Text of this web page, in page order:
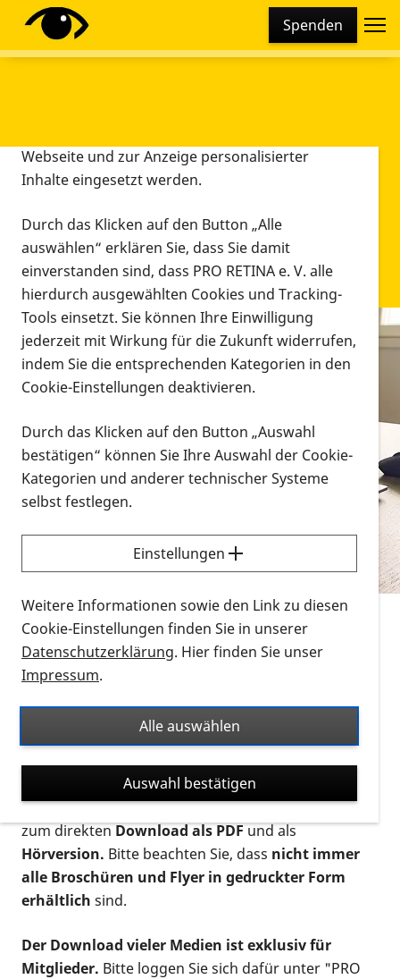
Spenden
Infomaterial
Infomaterial
Vorlesen
Alle Infomaterialien in verschiedenen
Formaten an einem Ort
Sie möchten wissen, wie Sie nach Infonmaterial
suchen und dieses bestellen bzw. herunterladen
können? Schauen Sie sich dieErklärvideos zum
Thema Infomaterial auf der PRO RETINA-Website
für blinde und sehbehinderte Menschen an.
Auf dieser Seite finden Sie sämtliches Infomaterial
Ort. Nutzen Sie den Formatfilter, um ausschließlich
nach Flyern und Broschüren, Audios oder Videos zu
suchen. Die meisten Flyer und Broschüren werden in
verschiedenen Formaten angeboten: zur
postalischen Bestellung als gedruckte Variante
zum direktenDownload als PDFund als
Hörversion. Bitte beachten Sie, dass nicht immer
alle Broschüren und Flyer in gedruckter Form
erhältlich sind.
Der Download vieler Medien ist exklusiv für
Mitglieder. Bitte loggen Sie sich dafür unter "PRO
Diese Webseite setzt verschiedene Cookies und
Tracking-Tools ein. Dies beinhaltet Cookies und
Webseite und zur Anzeige personalisierter
Inhalte eingesetzt werden.
Durch das Klicken auf den Button „Alle
auswählen“ erklären Sie, dass Sie damit
einverstanden sind, dass PRO RETINA e. V. alle
hierdurch ausgewählten Cookies und Tracking-
Tools einsetzt. Sie können Ihre Einwilligung
jederzeit mit Wirkung für die Zukunft widerrufen,
indem Sie die entsprechenden Kategorien in den
Cookie-Einstellungen deaktivieren.
Durch das Klicken auf den Button „Auswahl
bestätigen“ können Sie Ihre Auswahl der Cookie-
Kategorien und anderer technischer Systeme
selbst festlegen.
Einstellungen
Weitere Informationen sowie den Link zu diesen
Cookie-Einstellungen finden Sie in unserer
Datenschutzerklärung. Hier finden Sie unser
Impressum.
Alle auswählen
Auswahl bestätigen